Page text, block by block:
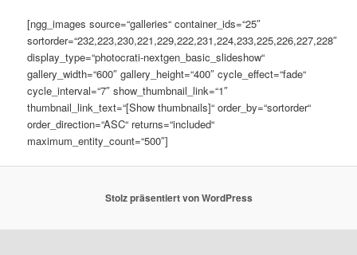
[ngg_images source=“galleries“ container_ids=“25″
sortorder=“232,223,230,221,229,222,231,224,233,225,226,227,228″
display_type=“photocrati-nextgen_basic_slideshow“
gallery_width=“600″ gallery_height=“400″ cycle_effect=“fade“
cycle_interval=“7″ show_thumbnail_link=“1″
thumbnail_link_text=“[Show thumbnails]“ order_by=“sortorder“
order_direction=“ASC“ returns=“included“
maximum_entity_count=“500″]
Stolz präsentiert von WordPress